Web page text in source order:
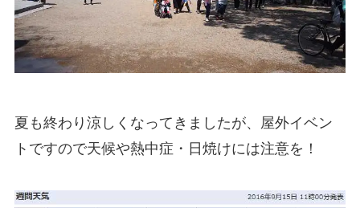
夏も終わり涼しくなってきましたが、屋外イベン
トですので天候や熱中症・日焼けには注意を！